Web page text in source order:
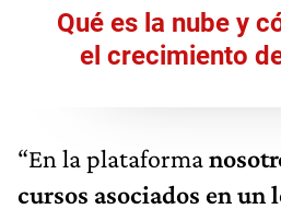
Qué es la nube y
el crecimiento
“En la plataforma
cursos asociados en un